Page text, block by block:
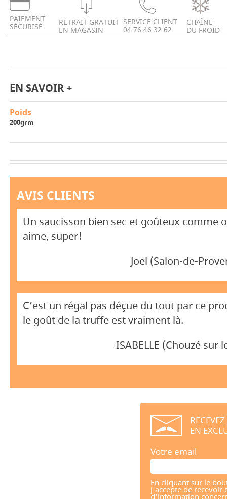
PAIEMENT
SÉCURISÉ RETRAIT GRATUIT
EN MAGASIN
SERVICE CLIENT
04 76 46 32 62
CHAÎNE
DU FROID
EN SAVOIR +
Poids
200grm
AVIS CLIENTS
Un saucisson bien sec et goûteux comme
aime, super!
Joel (Salon-de-
C’est un régal pas déçue du tout par ce
le goût de la truffe est vraiment là.
ISABELLE (Chouzé sur
EN
Votre email
En cliquant sur le
j'accepte de recevoir